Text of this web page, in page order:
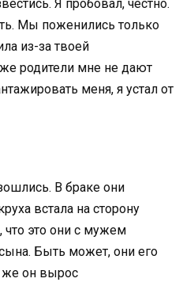
Я пробовал, честно.
Мы поженились только
из-за твоей
родители мне не дают
меня, я устал от
В браке они
встала на сторону
что это они с мужем
Быть может, они его
же он вырос